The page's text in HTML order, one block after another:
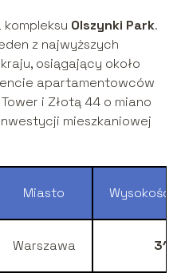
Olszynki Park.
z najwyższych
osiągający około
apartamentowców
i Złotą 44 o miano
mieszkaniowej
Miasto Wysokość
Warszawa 310